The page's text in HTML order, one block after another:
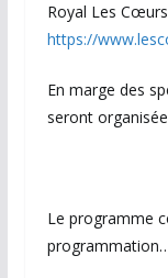
Royal Les
https://
En marge des
seront
Le programme